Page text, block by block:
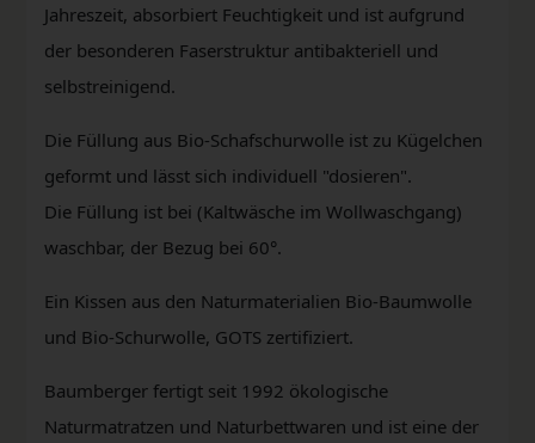
Jahreszeit, absorbiert Feuchtigkeit und ist aufgrund
der besonderen Faserstruktur antibakteriell und
selbstreinigend.
Die Füllung aus Bio-Schafschurwolle ist zu Kügelchen
geformt und lässt sich individuell "dosieren".
Die Füllung ist bei (Kaltwäsche im Wollwaschgang)
waschbar, der Bezug bei 60°.
Ein Kissen aus den Naturmaterialien Bio-Baumwolle
und Bio-Schurwolle, GOTS zertifiziert.
Baumberger fertigt seit 1992 ökologische
Naturmatratzen und Naturbettwaren und ist eine der